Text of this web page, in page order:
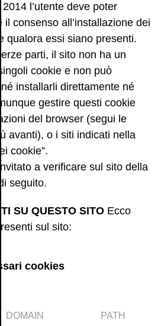
2014 l’utente deve poter
il consenso all’installazione dei
qualora essi siano presenti.
parti, il sito non ha un
cookie e non può
né installarli direttamente né
gestire questi cookie
del browser (segui le
avanti), o i siti indicati nella
cookie”.
a verificare sul sito della
seguito.
SU QUESTO SITO Ecco
sul sito:
cookies
DOMAIN PATH